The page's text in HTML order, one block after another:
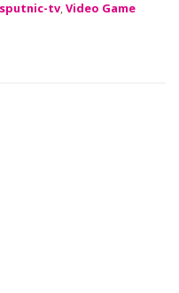
sputnic-tv,Video Game